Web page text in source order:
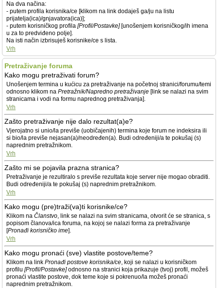
Na dva načina:
- putem profila korisnika/ce [klikom na link dodaješ ga/ju na listu
prijatelja(ica)/gnjavatora(ica)];
- putem korisničkog profila [Profil/Postavke][unošenjem korisničkog/ih imena
u za to predviđeno polje].
Na isti način izbrisuješ korisnike/ce s lista.
Vrh
Pretraživanje foruma
Kako mogu pretraživati forum?
Unošenjem termina u kućicu za pretraživanje na početnoj stranici/forumu/temi
odnosno klikom na Pretražnik/Napredno pretraživanje [link se nalazi na svim
stranicama i vodi na formu naprednog pretraživanja].
Vrh
Zašto pretraživanje nije dalo rezultat(a)e?
Vjerojatno si unio/la previše (uobičajenih) termina koje forum ne indeksira ili
si bio/la previše nejasan(a)/neodređen(a). Budi određeniji/a te pokušaj (s)
naprednim pretražnikom.
Vrh
Zašto mi se pojavila prazna stranica?
Pretraživanje je rezultiralo s previše rezultata koje server nije mogao obraditi.
Budi određeniji/a te pokušaj (s) naprednim pretražnikom.
Vrh
Kako mogu (pre)traži(va)ti korisnike/ce?
Klikom na Članstvo, link se nalazi na svim stranicama, otvorit će se stranica, s
popisom članova/ica foruma, na kojoj se nalazi forma za pretraživanje
[Pronađi korisničko ime].
Vrh
Kako mogu pronaći (sve) vlastite postove/teme?
Klikom na link Pronađi postove korisnika/ce, koji se nalazi u korisničkom
profilu [Profil/Postavke]odnosno na stranici koja prikazuje (tvoj) profil, možeš
pronaći vlastite postove, dok teme koje si pokrenuo/la možeš pronaći
naprednim pretražnikom.